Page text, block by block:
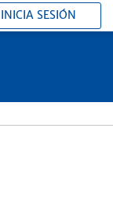
INICIA SESIÓN